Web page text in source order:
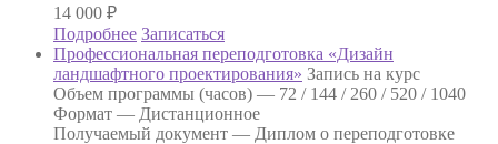
14 000 ₽
Подробнее Записаться
Профессиональная переподготовка «Дизайн
ландшафтного проектирования» Запись на курс
Объем программы (часов) — 72 / 144 / 260 / 520 / 1040
Формат — Дистанционное
Получаемый документ — Диплом о переподготовке